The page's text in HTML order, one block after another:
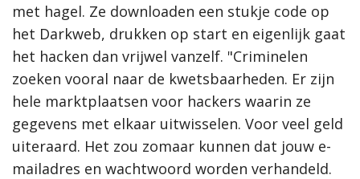
met hagel. Ze downloaden een stukje code op
het Darkweb, drukken op start en eigenlijk gaat
het hacken dan vrijwel vanzelf. "Criminelen
zoeken vooral naar de kwetsbaarheden. Er zijn
hele marktplaatsen voor hackers waarin ze
gegevens met elkaar uitwisselen. Voor veel geld
uiteraard. Het zou zomaar kunnen dat jouw e-
mailadres en wachtwoord worden verhandeld.